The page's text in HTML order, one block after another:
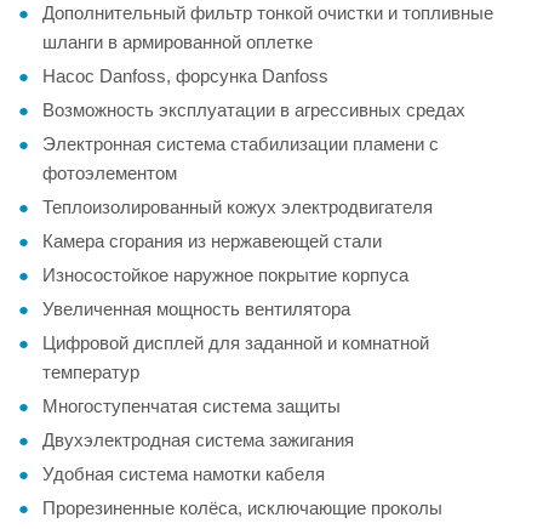
Дополнительный фильтр тонкой очистки и топливные
шланги в армированной оплетке
Насос Danfoss, форсунка Danfoss
Возможность эксплуатации в агрессивных средах
Электронная система стабилизации пламени с
фотоэлементом
Теплоизолированный кожух электродвигателя
Камера сгорания из нержавеющей стали
Износостойкое наружное покрытие корпуса
Увеличенная мощность вентилятора
Цифровой дисплей для заданной и комнатной
температур
Многоступенчатая система защиты
Двухэлектродная система зажигания
Удобная система намотки кабеля
Прорезиненные колёса, исключающие проколы